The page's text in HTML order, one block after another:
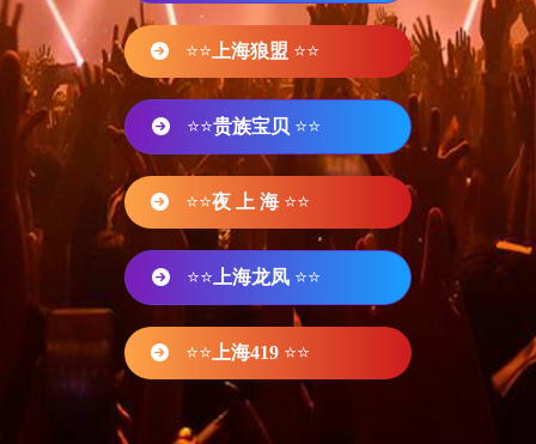
⭐⭐ 上海狼盟 ⭐⭐
⭐⭐贵族宝贝 ⭐⭐
⭐⭐夜 上 海 ⭐⭐
⭐⭐ 上海龙凤 ⭐⭐
⭐⭐ 上海419 ⭐⭐